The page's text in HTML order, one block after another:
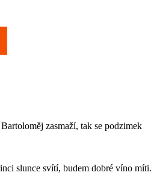
zasmaží, tak se podzimek
slunce svítí, budem dobré víno míti.